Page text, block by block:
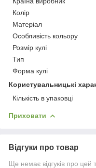
Колір
Матеріал
Особливість кольору
Розмір кулі
Тип
Форма кулі
Користувальницькі
Кількість в упаковці
Приховати
Відгуки про товар
Ще немає відгуків про цей